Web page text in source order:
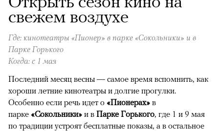
свежем воздухе
Где: кинотеатры «Пионер» в парке «Сокольники» и в
Парке Горького
Когда: с 1 мая
Последний месяц весны — самое время вспомнить, как
хороши летние кинотеатры и долгие прогулки.
Особенно если речь идет о «Пионерах» в
парке «Сокольники» и в Парке Горького, где 1 и 9 мая
по традиции устроят бесплатные показы, а в остальное